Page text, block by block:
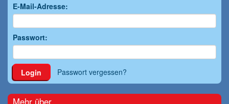
E-Mail-Adresse:
Passwort:
Login Passwort vergessen?
Mehr über...